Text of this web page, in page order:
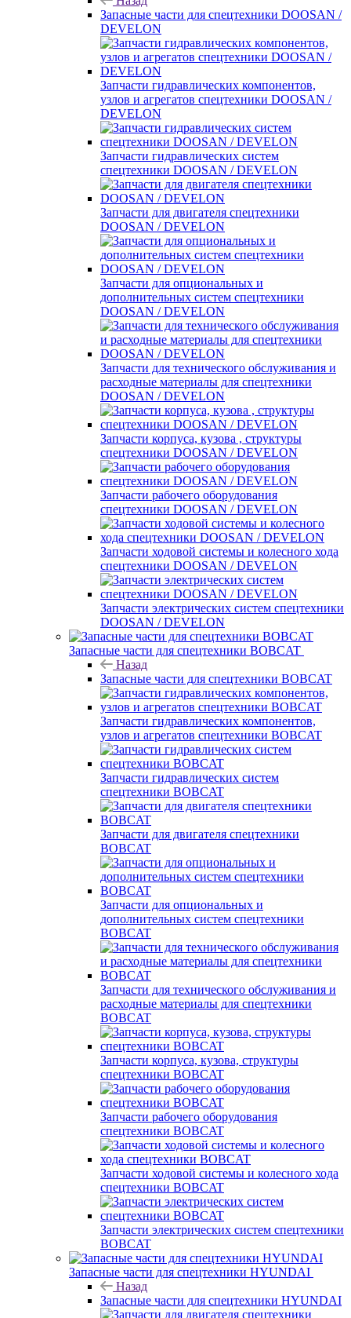
Запасные части для спецтехники DOOSAN /
DEVELON
Запчасти гидравлических компонентов,
узлов и агрегатов спецтехники DOOSAN /
DEVELON
Запчасти гидравлических систем
спецтехники DOOSAN / DEVELON
Запчасти для двигателя спецтехники
DOOSAN / DEVELON
Запчасти для опциональных и
дополнительных систем спецтехники
DOOSAN / DEVELON
Запчасти для технического обслуживания и
расходные материалы для спецтехники
DOOSAN / DEVELON
Запчасти корпуса, кузова , структуры
спецтехники DOOSAN / DEVELON
Запчасти рабочего оборудования
спецтехники DOOSAN / DEVELON
Запчасти ходовой системы и колесного хода
спецтехники DOOSAN / DEVELON
Запчасти электрических систем спецтехники
DOOSAN / DEVELON
Запасные части для спецтехники BOBCAT
Назад
Запасные части для спецтехники BOBCAT
Запчасти гидравлических компонентов,
узлов и агрегатов спецтехники BOBCAT
Запчасти гидравлических систем
спецтехники BOBCAT
Запчасти для двигателя спецтехники
BOBCAT
Запчасти для опциональных и
дополнительных систем спецтехники
BOBCAT
Запчасти для технического обслуживания и
расходные материалы для спецтехники
BOBCAT
Запчасти корпуса, кузова, структуры
спецтехники BOBCAT
Запчасти рабочего оборудования
спецтехники BOBCAT
Запчасти ходовой системы и колесного хода
спецтехники BOBCAT
Запчасти электрических систем спецтехники
BOBCAT
Запасные части для спецтехники HYUNDAI
Назад
Запасные части для спецтехники HYUNDAI